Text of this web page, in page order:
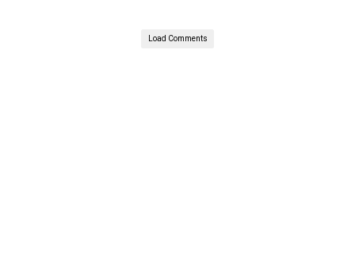
Load Comments